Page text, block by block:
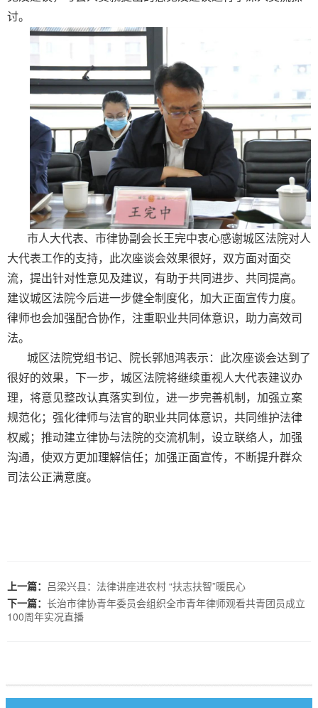
讨。
市人大代表、市律协副会长王完中衷心感谢城区法院对人
大代表工作的支持，此次座谈会效果很好，双方面对面交
流，提出针对性意见及建议，有助于共同进步、共同提高。
建议城区法院今后进一步健全制度化，加大正面宣传力度。
律师也会加强配合协作，注重职业共同体意识，助力高效司
法。
城区法院党组书记、院长郭旭鸿表示：此次座谈会达到了
很好的效果，下一步，城区法院将继续重视人大代表建议办
理，将意见整改认真落实到位，进一步完善机制，加强立案
规范化；强化律师与法官的职业共同体意识，共同维护法律
权威；推动建立律协与法院的交流机制，设立联络人，加强
沟通，使双方更加理解信任；加强正面宣传，不断提升群众
司法公正满意度。
上一篇： 吕梁兴县：法律讲座进农村 “扶志扶智”暖民心
下一篇： 长治市律协青年委员会组织全市青年律师观看共青团员成立
100周年实况直播